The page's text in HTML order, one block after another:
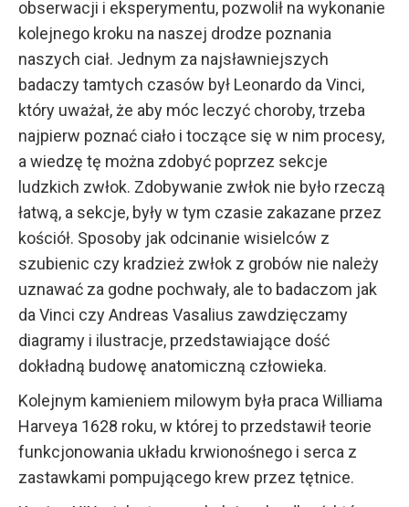
obserwacji i eksperymentu, pozwolił na wykonanie
kolejnego kroku na naszej drodze poznania
naszych ciał. Jednym za najsławniejszych
badaczy tamtych czasów był Leonardo da Vinci,
który uważał, że aby móc leczyć choroby, trzeba
najpierw poznać ciało i toczące się w nim procesy,
a wiedzę tę można zdobyć poprzez sekcje
ludzkich zwłok. Zdobywanie zwłok nie było rzeczą
łatwą, a sekcje, były w tym czasie zakazane przez
kościół. Sposoby jak odcinanie wisielców z
szubienic czy kradzież zwłok z grobów nie należy
uznawać za godne pochwały, ale to badaczom jak
da Vinci czy Andreas Vasalius zawdzięczamy
diagramy i ilustracje, przedstawiające dość
dokładną budowę anatomiczną człowieka.
Kolejnym kamieniem milowym była praca Williama
Harveya 1628 roku, w której to przedstawił teorie
funkcjonowania układu krwionośnego i serca z
zastawkami pompującego krew przez tętnice.